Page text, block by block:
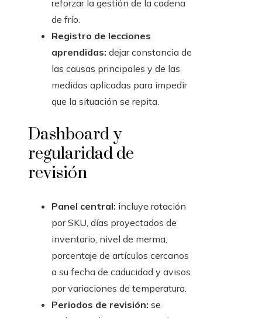
reforzar la gestión de la cadena
de frío.
Registro de lecciones
aprendidas: dejar constancia de
las causas principales y de las
medidas aplicadas para impedir
que la situación se repita.
Dashboard y
regularidad de
revisión
Panel central: incluye rotación
por SKU, días proyectados de
inventario, nivel de merma,
porcentaje de artículos cercanos
a su fecha de caducidad y avisos
por variaciones de temperatura.
Periodos de revisión: se